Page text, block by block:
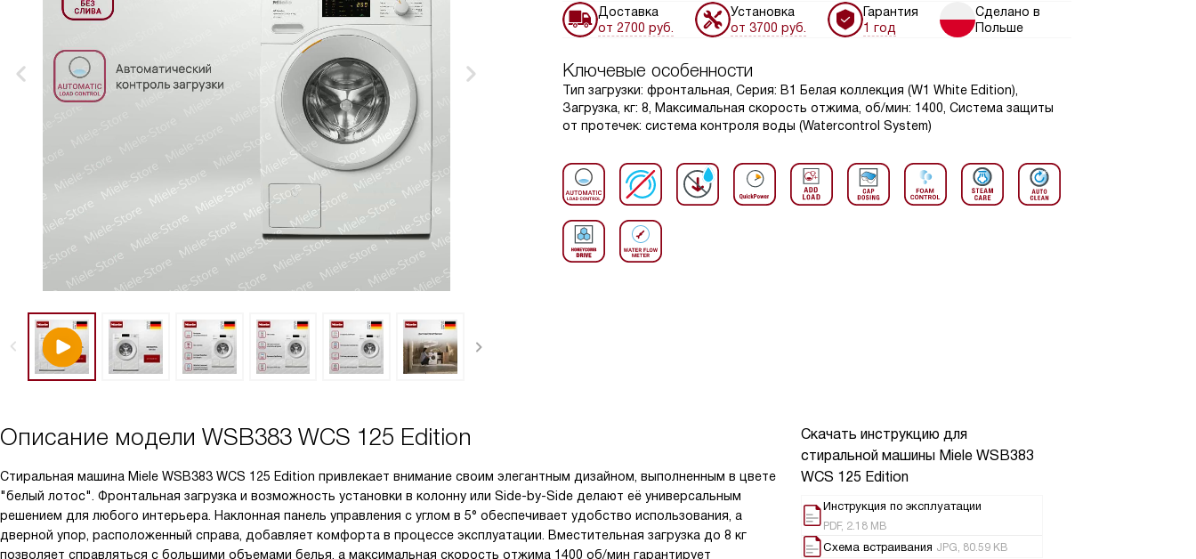
Доставка
от 2700 руб.
Установка
от 3700 руб.
Гарантия
1 год
Сделано в
Польше
Ключевые особенности
Тип загрузки: фронтальная, Серия: В1 Белая коллекция (W1 White Edition),
Загрузка, кг: 8, Максимальная скорость отжима, об/мин: 1400, Система защиты
от протечек: система контроля воды (Watercontrol System)
Скачать инструкцию для
стиральной машины Miele WSB383
WCS 125 Edition
Инструкция по эксплуатации
PDF, 2.18 MB
Схема встраивания JPG, 80.59 KB
Описание модели WSB383 WCS 125 Edition
Стиральная машина Miele WSB383 WCS 125 Edition привлекает внимание своим элегантным дизайном, выполненным в цвете
"белый лотос". Фронтальная загрузка и возможность установки в колонну или Side-by-Side делают её универсальным
решением для любого интерьера. Наклонная панель управления с углом в 5° обеспечивает удобство использования, а
дверной упор, расположенный справа, добавляет комфорта в процессе эксплуатации. Вместительная загрузка до 8 кг
позволяет справляться с большими объемами белья, а максимальная скорость отжима 1400 об/мин гарантирует